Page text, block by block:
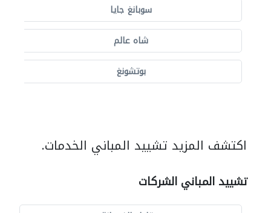
سوبانغ جايا
شاه عالم
بوتشونغ
اكتشف المزيد تشييد المباني الخدمات.
تشييد المباني الشركات